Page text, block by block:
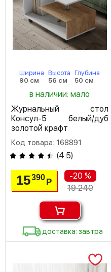
Ширина
90 см
Высота
56 см
Глубина
50 см
в наличии: мало
Журнальный стол
Консул-5 белый/дуб
золотой крафт
Код товара: 168891
(4.5)
15390Р
-20 %
19 240
доставка: завтра